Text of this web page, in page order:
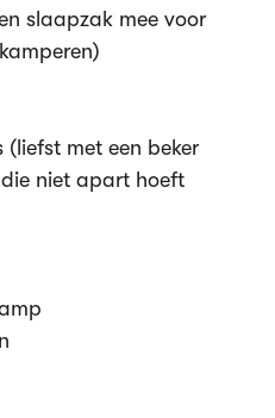
slaapzak mee voor
met een beker
niet apart hoeft